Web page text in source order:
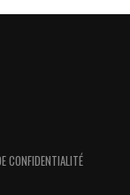
CONFIDENTIALITÉ